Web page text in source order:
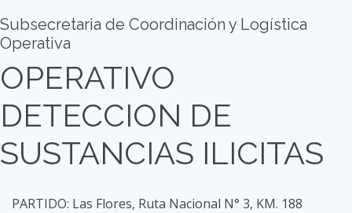
Subsecretaria de Coordinación y Logística
Operativa
OPERATIVO
DETECCION DE
SUSTANCIAS ILICITAS
PARTIDO: Las Flores, Ruta Nacional N° 3, KM. 188